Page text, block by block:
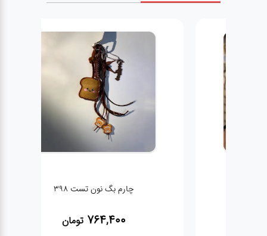
چارم بگ نون تست 398
764,400 تومان